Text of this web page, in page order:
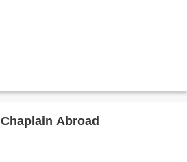
pro civitate Dei : a Chaplain Abroad